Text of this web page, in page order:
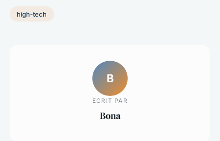
high-tech
B
ECRIT PAR
Bona